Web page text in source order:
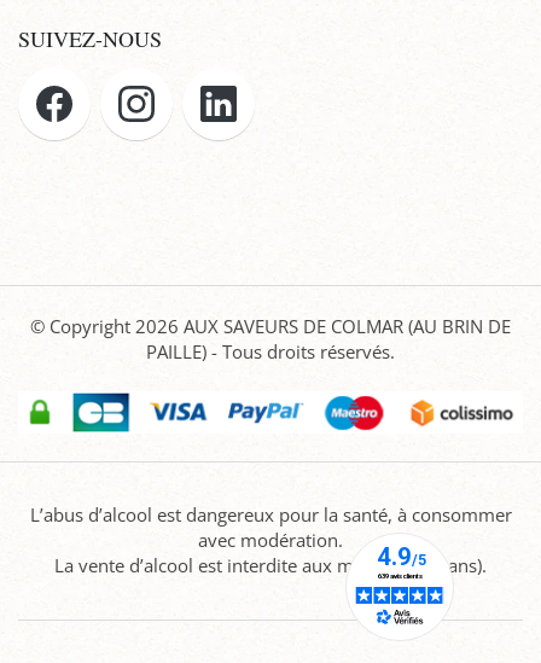
SUIVEZ-NOUS
© Copyright 2026 AUX SAVEURS DE COLMAR (AU BRIN DE
PAILLE) - Tous droits réservés.
L’abus d’alcool est dangereux pour la santé, à consommer
avec modération.
La vente d’alcool est interdite aux mineurs (-18 ans).